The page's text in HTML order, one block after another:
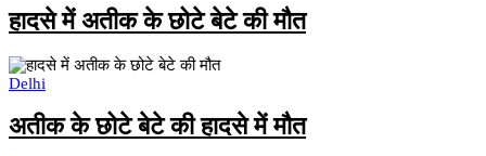
हादसे में अतीक के छोटे बेटे की मौत
Delhi
अतीक के छोटे बेटे की हादसे में मौत